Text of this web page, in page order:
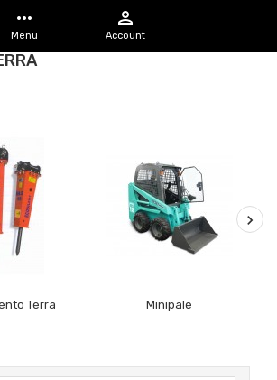
more_horiz
Menu

Account
Terra Minipale